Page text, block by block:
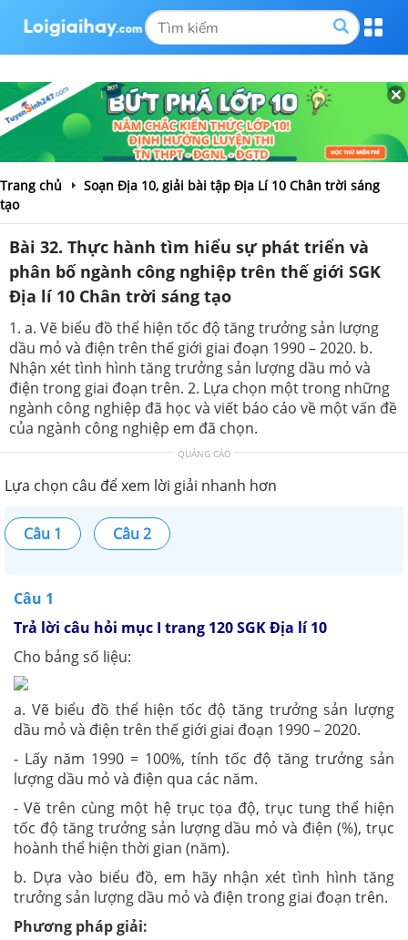
Trang chủ
Soạn Địa 10, giải bài tập Địa Lí 10 Chân trời sáng
tạo
Bài 32. Thực hành tìm hiểu sự phát triển và
phân bố ngành công nghiệp trên thế giới SGK
Địa lí 10 Chân trời sáng tạo
1. a. Vẽ biểu đồ thể hiện tốc độ tăng trưởng sản lượng
dầu mỏ và điện trên thế giới giai đoạn 1990 – 2020. b.
Nhận xét tình hình tăng trưởng sản lượng dầu mỏ và
điện trong giai đoạn trên. 2. Lựa chọn một trong những
ngành công nghiệp đã học và viết báo cáo về một vấn đề
của ngành công nghiệp em đã chọn.
QUẢNG CÁO
Lựa chọn câu để xem lời giải nhanh hơn
Câu 1 Câu 2
Câu 1
Trả lời câu hỏi mục I trang 120 SGK Địa lí 10
Cho bảng số liệu:
a. Vẽ biểu đồ thể hiện tốc độ tăng trưởng sản lượng
dầu mỏ và điện trên thế giới giai đoạn 1990 – 2020.
- Lấy năm 1990 = 100%, tính tốc độ tăng trưởng sản
lượng dầu mỏ và điện qua các năm.
- Vẽ trên cùng một hệ trục tọa độ, trục tung thể hiện
tốc độ tăng trưởng sản lượng dầu mỏ và điện (%), trục
hoành thể hiện thời gian (năm).
b. Dựa vào biểu đồ, em hãy nhận xét tình hình tăng
trưởng sản lượng dầu mỏ và điện trong giai đoạn trên.
Phương pháp giải: